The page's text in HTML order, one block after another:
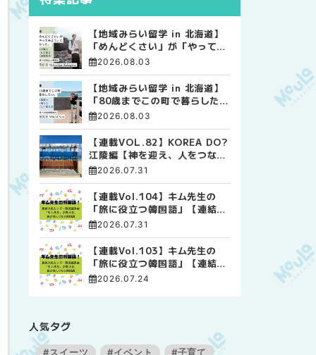
【地域みらい留学 in 北海道】
「めんどくさい」が「やってみ
よう」に変わった。 十勝の風
自由な高校生活
2026.08.03
【地域みらい留学 in 北海道】
「80歳までこの町で暮らした
い」 標津高校で踏み出した、
2026.08.03
【連載VOL.82】KOREA DO?
江陵編【神を迎え、人をつなぐ
時間 ― 江陵端午祭 】
2026.07.31
【連載Vol.104】キム先生の
「旅に役立つ韓国語」【連結語
尾について その4】
2026.07.31
【連載Vol.103】キム先生の
「旅に役立つ韓国語」【連結語
尾について その3】
2026.07.24
人気タグ
#スイーツ #イベント
#子育て